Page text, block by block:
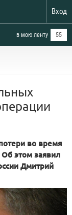
Вход
в мою ленту 55
во время
этом заявил
Дмитрий